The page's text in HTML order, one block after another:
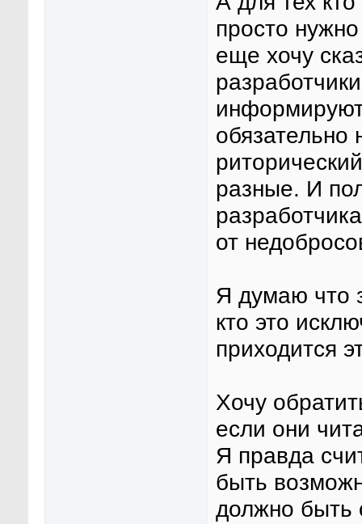
просто
еще хочу
разные. И
от
Я думаю что
кто это
приходится
Хочу
если они
Я правда
быть
должно быть